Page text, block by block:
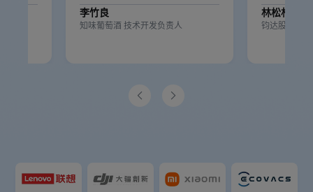
李竹良
知味葡萄酒 技术开发负责人
林松杉
钧达股份信
 